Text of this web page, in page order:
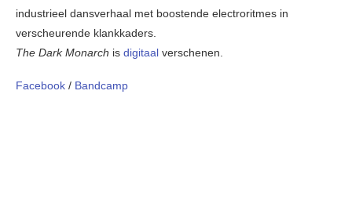
industrieel dansverhaal met boostende electroritmes in
verscheurende klankkaders.
The Dark Monarch is digitaal verschenen.
Facebook / Bandcamp